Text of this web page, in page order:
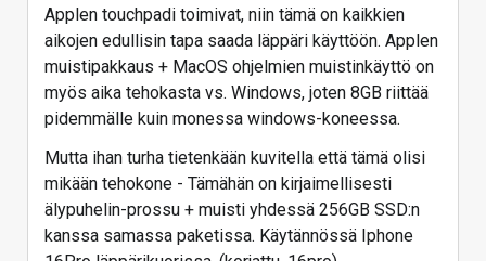
5700X
~2800 ~8500 samankaltainen moniydin
i5-12400 ~3000 ~8800 hyvin lähellä
i5-13400 ~3100 ~9500 hieman vahvempi
Applen touchpadi toimivat, niin tämä on kaikkien
aikojen edullisin tapa saada läppäri käyttöön. Applen
muistipakkaus + MacOS ohjelmien muistinkäyttö on
myös aika tehokasta vs. Windows, joten 8GB riittää
pidemmälle kuin monessa windows-koneessa.
Mutta ihan turha tietenkään kuvitella että tämä olisi
mikään tehokone - Tämähän on kirjaimellisesti
älypuhelin-prossu + muisti yhdessä 256GB SSD:n
kanssa samassa paketissa. Käytännössä Iphone